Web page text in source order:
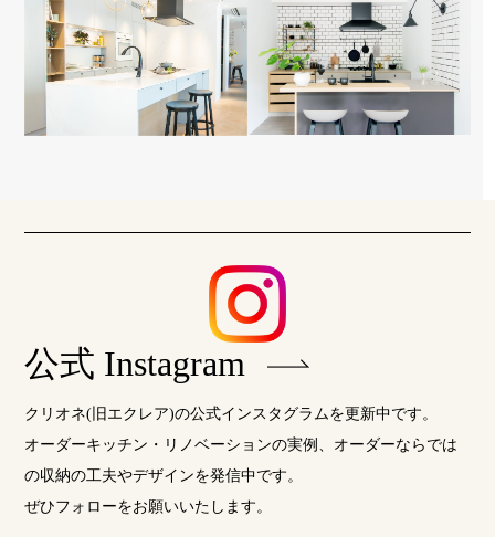
公式 Instagram
クリオネ(旧エクレア)の公式インスタグラムを更新中です。
オーダーキッチン・リノベーションの実例、オーダーならでは
の収納の工夫やデザインを発信中です。
ぜひフォローをお願いいたします。